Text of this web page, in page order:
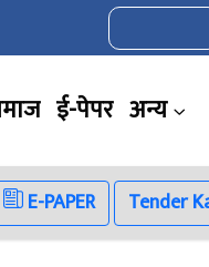
ई-पेपर अन्य
E-PAPER Tender